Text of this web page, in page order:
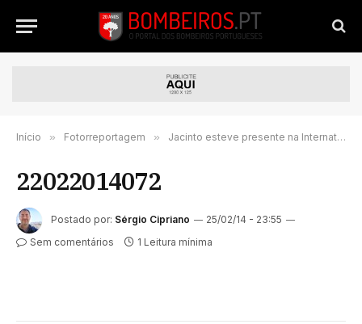
Início » Fotorreportagem » Jacinto esteve presente na International Security and Fire Exhibition em Marrocos
22022014072
Postado por: Sérgio Cipriano
25/02/14 - 23:55
Sem comentários
1 Leitura mínima